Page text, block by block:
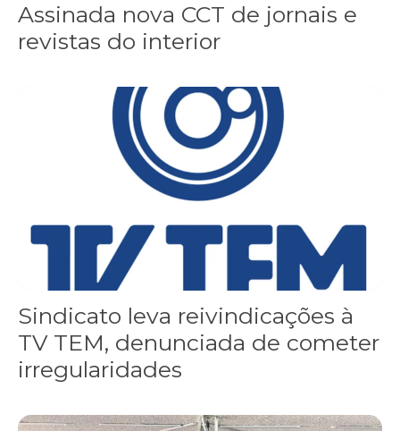
Assinada nova CCT de jornais e
revistas do interior
Sindicato leva reivindicações à TV TEM, denunciada de cometer
Sindicato leva reivindicações à
TV TEM, denunciada de cometer
irregularidades
FNDC aprova plataforma de 20 pontos para as eleições 2026